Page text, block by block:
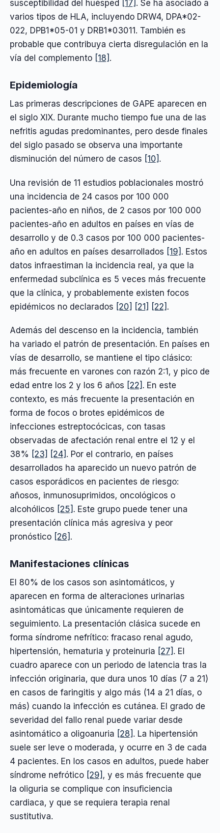
susceptibilidad del huésped [17] . Se ha asociado a
varios tipos de HLA, incluyendo DRW4, DPA*02-
022, DPB1*05-01 y DRB1*03011. También es
probable que contribuya cierta disregulación en la
vía del complemento [18] .
Epidemiología
Las primeras descripciones de GAPE aparecen en
el siglo XIX. Durante mucho tiempo fue una de las
nefritis agudas predominantes, pero desde finales
del siglo pasado se observa una importante
disminución del número de casos [10] .
Una revisión de 11 estudios poblacionales mostró
una incidencia de 24 casos por 100 000
pacientes-año en niños, de 2 casos por 100 000
pacientes-año en adultos en países en vías de
desarrollo y de 0.3 casos por 100 000 pacientes-
año en adultos en países desarrollados [19] . Estos
datos infraestiman la incidencia real, ya que la
enfermedad subclínica es 5 veces más frecuente
que la clínica, y probablemente existen focos
epidémicos no declarados [20] [21] [22] .
Además del descenso en la incidencia, también
ha variado el patrón de presentación. En países en
vías de desarrollo, se mantiene el tipo clásico:
más frecuente en varones con razón 2:1, y pico de
edad entre los 2 y los 6 años [22] . En este
contexto, es más frecuente la presentación en
forma de focos o brotes epidémicos de
infecciones estreptocócicas, con tasas
observadas de afectación renal entre el 12 y el
38% [23] [24] . Por el contrario, en países
desarrollados ha aparecido un nuevo patrón de
casos esporádicos en pacientes de riesgo:
añosos, inmunosuprimidos, oncológicos o
alcohólicos [25] . Este grupo puede tener una
presentación clínica más agresiva y peor
pronóstico [26] .
Manifestaciones clínicas
El 80% de los casos son asintomáticos, y
aparecen en forma de alteraciones urinarias
asintomáticas que únicamente requieren de
seguimiento. La presentación clásica sucede en
forma síndrome nefrítico: fracaso renal agudo,
hipertensión, hematuria y proteinuria [27] . El
cuadro aparece con un periodo de latencia tras la
infección originaria, que dura unos 10 días (7 a 21)
en casos de faringitis y algo más (14 a 21 días, o
más) cuando la infección es cutánea. El grado de
severidad del fallo renal puede variar desde
asintomático a oligoanuria [28] . La hipertensión
suele ser leve o moderada, y ocurre en 3 de cada
4 pacientes. En los casos en adultos, puede haber
síndrome nefrótico [29] , y es más frecuente que
la oliguria se complique con insuficiencia
cardiaca, y que se requiera terapia renal
sustitutiva.